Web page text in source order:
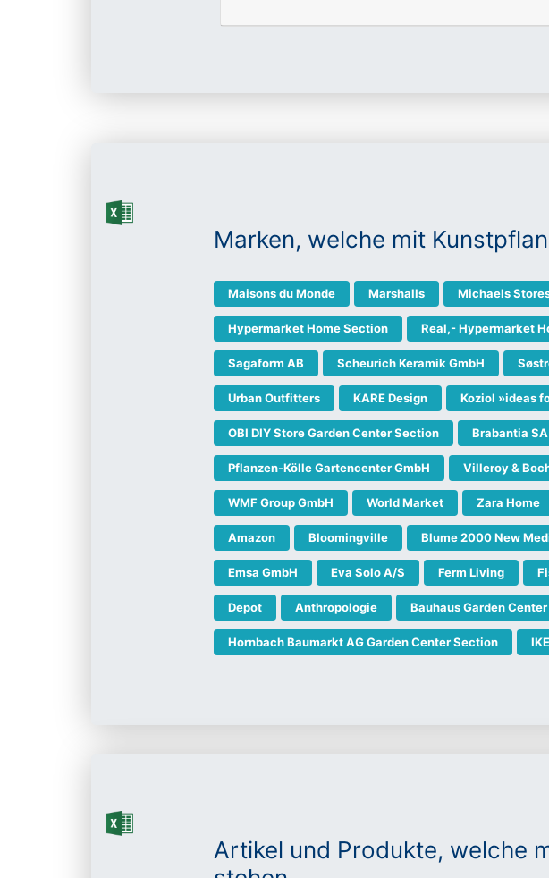
Marken, welche mit
Maisons du Monde Marshalls Michaels
Hypermarket Home Section Real,- Hypermarket
Sagaform AB Scheurich Keramik GmbH
Urban Outfitters KARE Design Koziol »ideas
OBI DIY Store Garden Center Section Brabantia SA
Pflanzen-Kölle Gartencenter GmbH Villeroy &
WMF Group GmbH World Market Zara Home
Amazon Bloomingville Blume 2000 New
Emsa GmbH Eva Solo A/S Ferm Living
Depot Anthropologie Bauhaus Garden
Hornbach Baumarkt AG Garden Center Section
Artikel und Produkte, welche